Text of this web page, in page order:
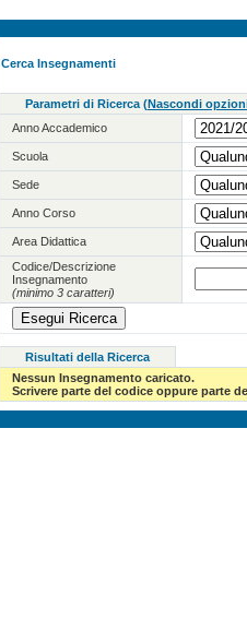
Cerca Insegnamenti
Parametri di Ricerca (Nascondi
Anno Accademico
Scuola
Sede
Anno Corso
Area Didattica
Codice/Descrizione
Insegnamento
(minimo 3 caratteri)
Risultati della Ricerca
Nessun Insegnamento caricato.
Scrivere parte del codice oppure parte